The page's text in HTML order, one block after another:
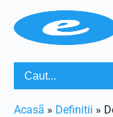
Acasã » Definitii »